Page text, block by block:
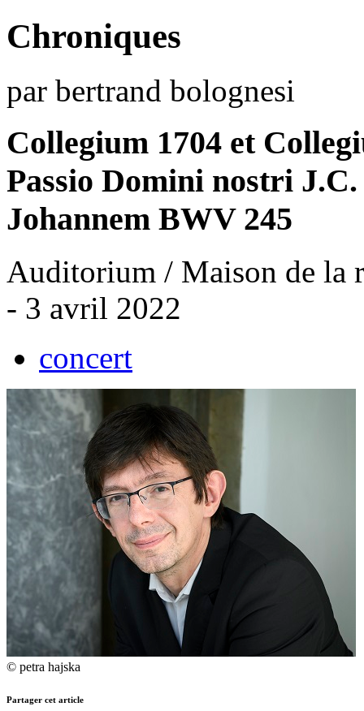
Chroniques
par bertrand bolognesi
Collegium 1704 et
Passio Domini nostri
Johannem BWV 245
Auditorium / Maison de la
- 3 avril 2022
concert
© petra hajska
Partager cet article